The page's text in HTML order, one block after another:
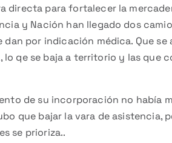
directa para fortalecer la
y Nación han llegado dos
por indicación médica. Que se
qe se baja a territorio y las que
de su incorporación no había
que bajar la vara de asistencia,
se prioriza..